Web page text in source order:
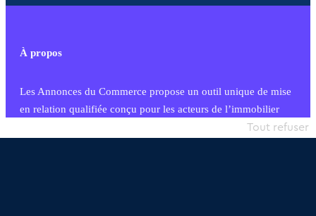
À propos
Les Annonces du Commerce propose un outil unique de mise
en relation qualifiée conçu pour les acteurs de l’immobilier
commercial et les collectivités territoriales, simple et intégrant
Tout refuser